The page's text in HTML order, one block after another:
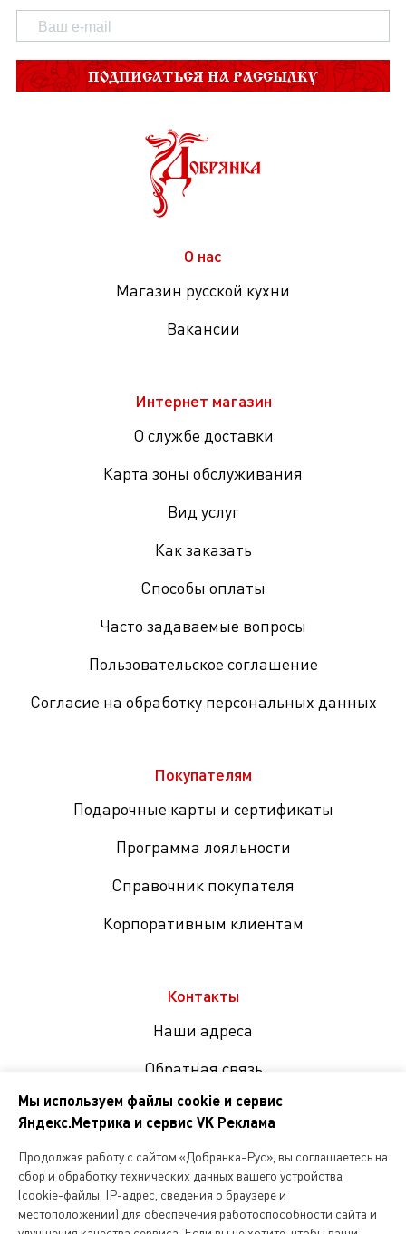
ПОДПИСАТЬСЯ НА РАССЫЛКУ
О нас
Магазин русской кухни
Вакансии
Интернет магазин
О службе доставки
Карта зоны обслуживания
Вид услуг
Как заказать
Способы оплаты
Часто задаваемые вопросы
Пользовательское соглашение
Согласие на обработку персональных данных
Покупателям
Подарочные карты и сертификаты
Программа лояльности
Справочник покупателя
Корпоративным клиентам
Контакты
Наши адреса
Обратная связь
соцсетях
Копирование и любое другое использование информации,
Мы используем файлы cookie и сервис
Яндекс.Метрика и сервис VK Реклама
Продолжая работу с сайтом «Добрянка-Рус», вы соглашаетесь на
сбор и обработку технических данных вашего устройства
(cookie-файлы, IP-адрес, сведения о браузере и
местоположении) для обеспечения работоспособности сайта и